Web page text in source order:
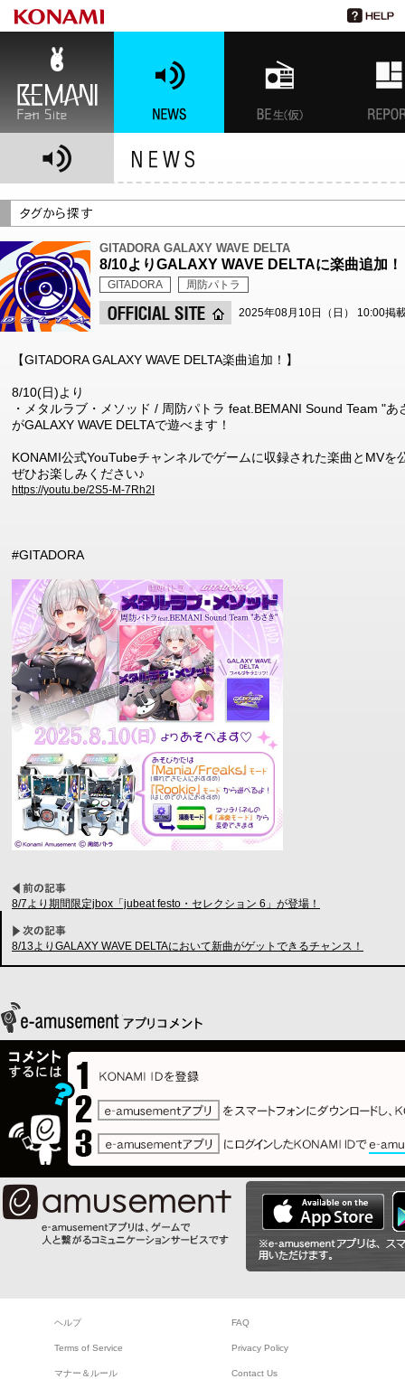
GITADORA GALAXY WAVE DELTA
8/10よりGALAXY WAVE DELTAに楽曲追加！
GITADORA 周防パトラ
2025年08月10日（日） 10:00掲
【GITADORA GALAXY WAVE DELTA楽曲追加！】
8/10(日)より
・メタルラブ・メソッド / 周防パトラ feat.BEMANI Sound Team "あ
がGALAXY WAVE DELTAで遊べます！
KONAMI公式YouTubeチャンネルでゲームに収録された楽曲とMVを
ぜひお楽しみください♪
https://youtu.be/2S5-M-7Rh2I
#GITADORA
8/7より期間限定jbox「jubeat festo・セレクション 6」が登場！
8/13よりGALAXY WAVE DELTAにおいて新曲がゲットできるチャンス！
ヘルプ FAQ
Terms of Service Privacy Policy
マナー＆ルール Contact Us